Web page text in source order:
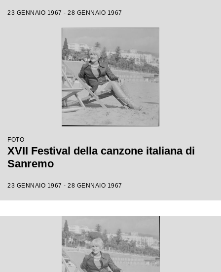
23 GENNAIO 1967 - 28 GENNAIO 1967
FOTO
XVII Festival della canzone italiana di
Sanremo
23 GENNAIO 1967 - 28 GENNAIO 1967